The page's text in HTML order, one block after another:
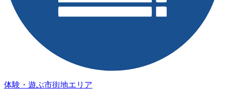
体験・遊ぶ市街地エリア